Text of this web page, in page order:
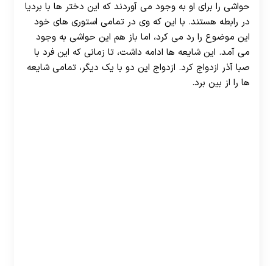
حواشی را برای او به وجود می آوردند که این دختر ها با بردیا
در رابطه هستند. با این که وی در تمامی استوری های خود
این موضوع را رد می کرد، اما باز هم این حواشی به وجود
می آمد. این شایعه ها ادامه داشت، تا زمانی که این فرد با
صبا آذر ازدواج کرد. ازدواج این دو با یک دیگر، تمامی شایعه
ها را از بین برد.